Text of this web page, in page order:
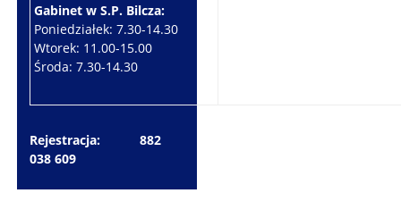
Gabinet w S.P. Bilcza:
Poniedziałek: 7.30-14.30
Wtorek: 11.00-15.00
Środa: 7.30-14.30
Rejestracja: 882
038 609